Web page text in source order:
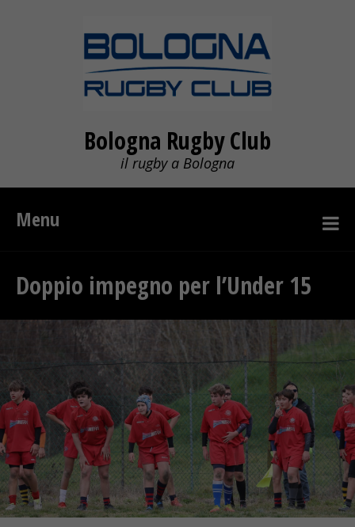
Bologna Rugby Club
il rugby a Bologna
Menu
Doppio impegno per l’Under 15